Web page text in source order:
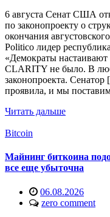
6 августа Сенат США
по законопроекту о
окончания
Politico лидер
«Демократы
CLARITY не было. В
законопроекта.
проявила, и мы
Читать дальше
Bitcoin
Майнинг биткоина
все еще убыточна
06.08.2026
zero comment